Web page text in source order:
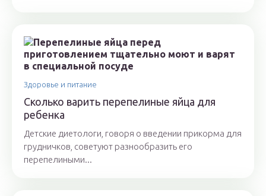
Здоровье и питание
Сколько варить перепелиные яйца для
ребенка
Детские диетологи, говоря о введении прикорма для
грудничков, советуют разнообразить его
перепелиными...